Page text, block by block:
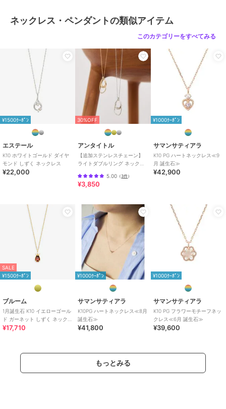
ネックレス・ペンダントの類似アイテム
このカテゴリーをすべてみる
¥1500ｸｰﾎﾟﾝ
エステール
K10 ホワイトゴールド ダイヤ
モンド しずく ネックレス
¥22,000
30%OFF
アンタイトル
【追加ステンレスチェーン】
ライトダブルリング ネックレ
5.00 （3件）
¥3,850
¥1000ｸｰﾎﾟﾝ
サマンサティアラ
K10 PG ハートネックレス≪9
月 誕生石≫
¥42,900
SALE
¥1500ｸｰﾎﾟﾝ
ブルーム
1月誕生石 K10 イエローゴール
ド ガーネット しずく ネックレ
ス
¥17,710
¥1000ｸｰﾎﾟﾝ
サマンサティアラ
K10PG ハートネックレス≪8月
誕生石≫
¥41,800
¥1000ｸｰﾎﾟﾝ
サマンサティアラ
K10 PG フラワーモチーフネッ
クレス≪6月 誕生石≫
¥39,600
もっとみる